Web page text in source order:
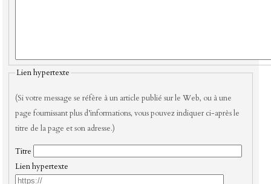
Lien hypertexte
(Si votre message se réfère à un article publié sur le Web, ou à une
page fournissant plus d’informations, vous pouvez indiquer ci-après le
titre de la page et son adresse.)
Titre
Lien hypertexte